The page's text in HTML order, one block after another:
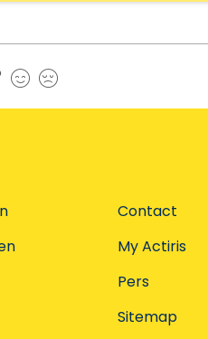
Ja
Contact
My Actiris
Pers
Sitemap